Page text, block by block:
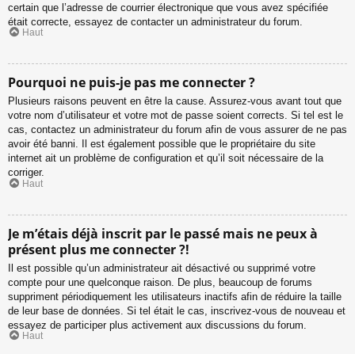
certain que l’adresse de courrier électronique que vous avez spécifiée
était correcte, essayez de contacter un administrateur du forum.
Haut
Pourquoi ne puis-je pas me connecter ?
Plusieurs raisons peuvent en être la cause. Assurez-vous avant tout que
votre nom d’utilisateur et votre mot de passe soient corrects. Si tel est le
cas, contactez un administrateur du forum afin de vous assurer de ne pas
avoir été banni. Il est également possible que le propriétaire du site
internet ait un problème de configuration et qu’il soit nécessaire de la
corriger.
Haut
Je m’étais déjà inscrit par le passé mais ne peux à
présent plus me connecter ?!
Il est possible qu’un administrateur ait désactivé ou supprimé votre
compte pour une quelconque raison. De plus, beaucoup de forums
suppriment périodiquement les utilisateurs inactifs afin de réduire la taille
de leur base de données. Si tel était le cas, inscrivez-vous de nouveau et
essayez de participer plus activement aux discussions du forum.
Haut